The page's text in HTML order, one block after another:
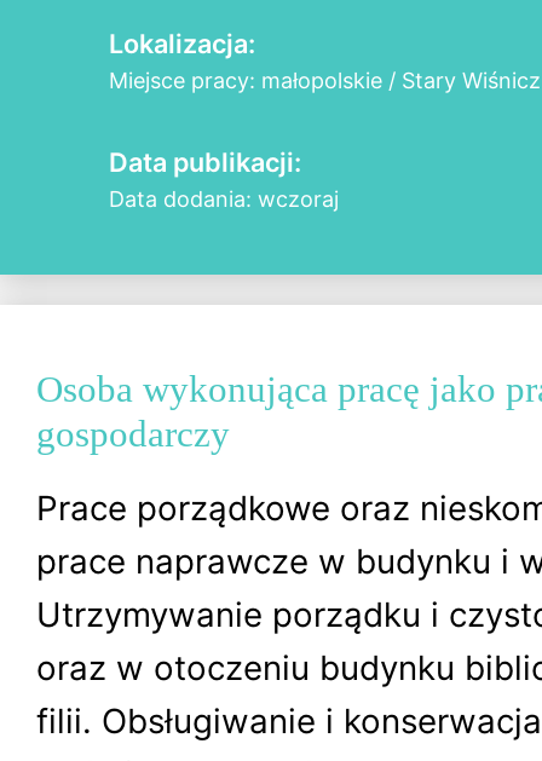
Lokalizacja:
Miejsce pracy: małopolskie / Stary Wiśnicz
Data publikacji:
Data dodania: wczoraj
Osoba wykonująca pracę jako
gospodarczy
Prace porządkowe oraz
prace naprawcze w budynku i
Utrzymywanie porządku i
oraz w otoczeniu budynku
filii. Obsługiwanie i